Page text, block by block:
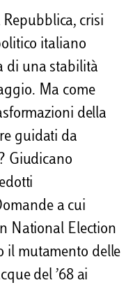
crisi
italiano
di una stabilità
Ma come
della
guidati da
Giudicano
a cui
National Election
il mutamento delle
del ’68 ai